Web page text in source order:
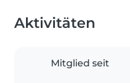
Aktivitäten
Mitglied seit